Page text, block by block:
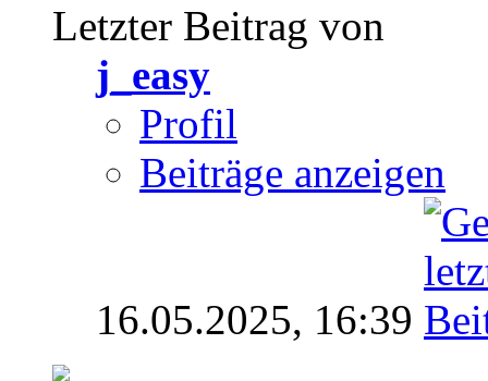
Letzter Beitrag von
j_easy
Profil
Beiträge anzeigen
16.05.2025, 16:39